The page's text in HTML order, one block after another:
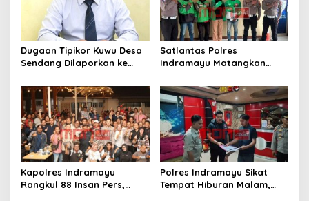
t
i
n
Dugaan Tipikor Kuwu Desa
Sendang Dilaporkan ke
Bisa Diambil Alih Bupati
Indramayu – Hukum Harus
Berjalan Bebas Tanpa
Campur Tangan
Satlantas Polres
Indramayu Matangkan
Menyapa Ojol”, Perkuat
Sinergi Demi Keselamatan
Berlalu Lintas
Kapolres Indramayu
Rangkul 88 Insan Pers,
Polres Indramayu Sikat
Tempat Hiburan Malam,